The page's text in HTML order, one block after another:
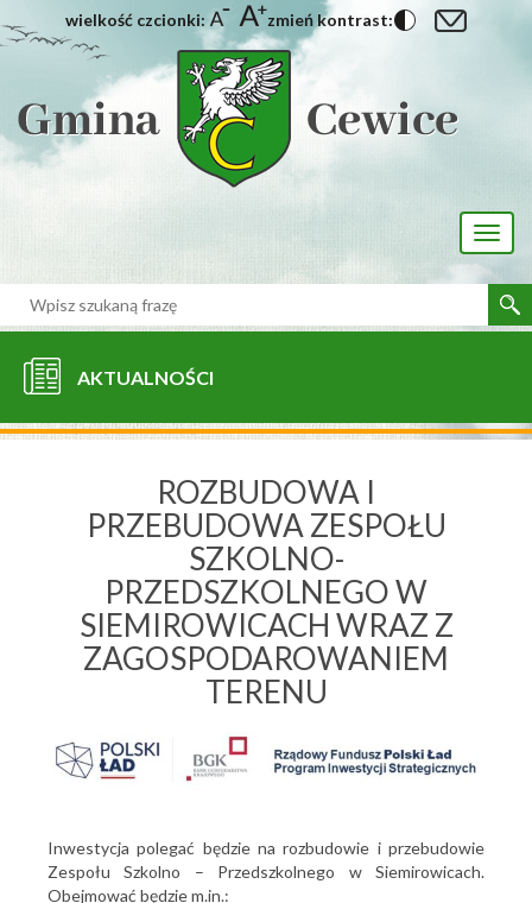
wielkość czcionki: zmień kontrast:
AKTUALNOŚCI
ROZBUDOWA I
PRZEBUDOWA ZESPOŁU
SZKOLNO-
PRZEDSZKOLNEGO W
SIEMIROWICACH WRAZ Z
ZAGOSPODAROWANIEM
TERENU
Inwestycja polegać będzie na rozbudowie i przebudowie
Zespołu Szkolno – Przedszkolnego w Siemirowicach.
Obejmować będzie m.in.:
[interaktywna-mapa]